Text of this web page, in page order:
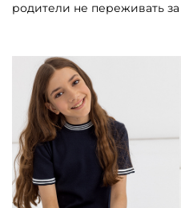
родители не переживать за